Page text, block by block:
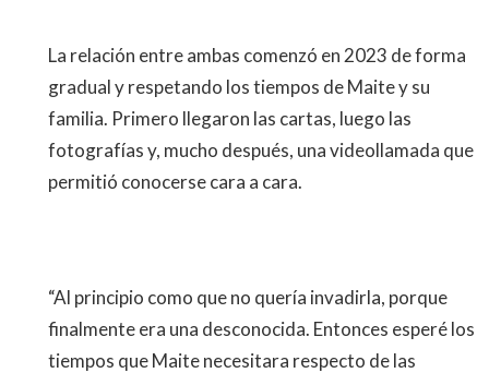
La relación entre ambas comenzó en 2023 de forma
gradual y respetando los tiempos de Maite y su
familia. Primero llegaron las cartas, luego las
fotografías y, mucho después, una videollamada que
permitió conocerse cara a cara.
“Al principio como que no quería invadirla, porque
finalmente era una desconocida. Entonces esperé los
tiempos que Maite necesitara respecto de las